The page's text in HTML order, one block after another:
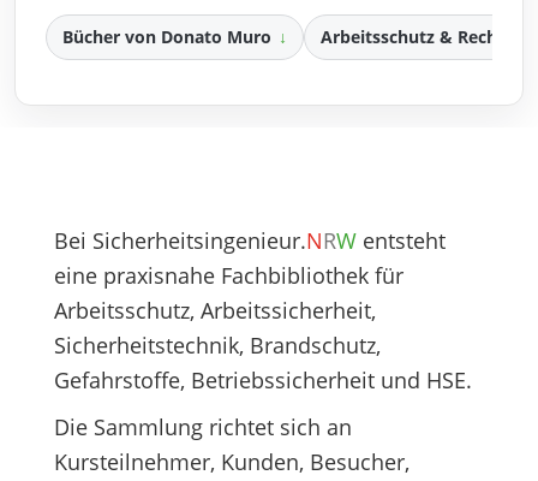
Bücher von Donato Muro Arbeitsschutz & Recht
Bei Sicherheitsingenieur.NRWentsteht
eine praxisnahe Fachbibliothek für
Arbeitsschutz, Arbeitssicherheit,
Sicherheitstechnik, Brandschutz,
Gefahrstoffe, Betriebssicherheit und HSE.
Die Sammlung richtet sich an
Kursteilnehmer, Kunden, Besucher,